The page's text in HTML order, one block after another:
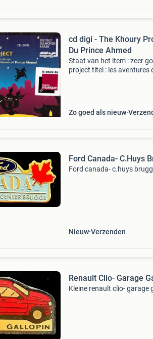
cd digi - The Khoury
Du Prince Ahmed
Staat van het item : zeer
project titel : les aventures
Zo goed als nieuw
Ford Canada- C.Huys
Ford canada- c.huys
Nieuw Verzenden
Renault Clio- Garage
Kleine renault clio- garage